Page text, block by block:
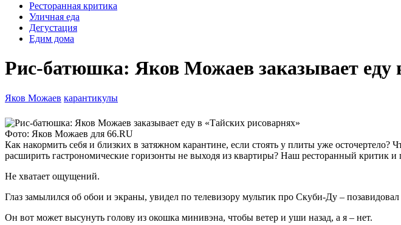
Ресторанная критика
Уличная еда
Дегустация
Едим дома
Рис-батюшка: Яков Можаев заказывает еду
Яков Можаев карантикулы
Фото: Яков Можаев для 66.RU
Как накормить себя и близких в затяжном карантине, если стоять у плиты уже осточертело?
расширить гастрономические горизонты не выходя из квартиры? Наш ресторанный критик
Не хватает ощущений.
Глаз замылился об обои и экраны, увидел по телевизору мультик про Скуби-Ду – позавидовал
Он вот может высунуть голову из окошка минивэна, чтобы ветер и уши назад, а я – нет.